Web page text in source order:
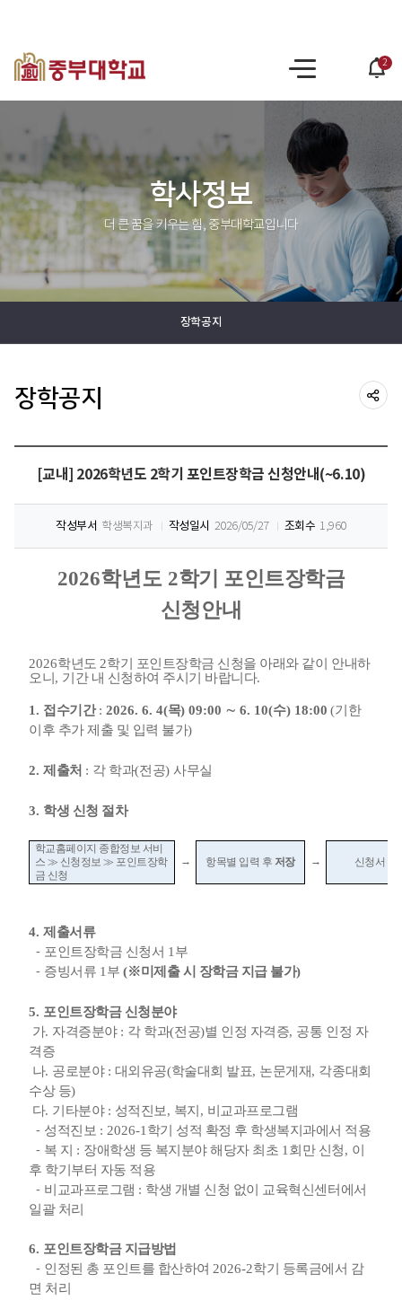
사
트
2
학사정보
더 큰 꿈을 키우는 힘, 중부대학교입니다
장학공지
장학공지
[교내] 2026학년도 2학기 포인트장학금 신청안내(~6.10)
작성부서 학생복지과 작성일시 2026/05/27 조회수 1,960
2026학년도 2학기 포인트장학금
신청안내
2026학년도 2학기 포인트장학금 신청을 아래와 같이 안내하
오니 , 기간 내 신청하여 주시기 바랍니다.
1. 접수기간: 2026. 6. 4(목) 09:00 ∼6. 10(수) 18:00 (기한
이후 추가 제출 및 입력 불가)
2. 제출처 : 각 학과(전공)사무실
3. 학생 신청 절차
학교홈페이지 종합정보 서비
스 ≫ 신청정보≫ 포인트장학
금 신청
→ 항목별 입력 후 저장 → 신청서 출
4. 제출서류
⁃ 포인트장학금 신청서 1 부
⁃ 증빙서류 1 부 (※미제출 시 장학금 지급 불가)
5. 포인트장학금 신청분야
가. 자격증분야 : 각 학과(전공)별 인정 자격증, 공통 인정 자
격증
나. 공로분야 : 대외유공(학술대회 발표, 논문게재, 각종대회
수상 등)
다. 기타분야 : 성적진보, 복지 , 비교과프로그램
⁃ 성적진보 : 2026-1 학기 성적 확정 후 학생복지과에서 적용
⁃ 복 지 : 장애학생 등 복지분야 해당자 최초 1 회만 신청, 이
후 학기부터 자동 적용
⁃ 비교과프로그램 : 학생 개별 신청 없이 교육혁신센터에서
일괄 처리
6. 포인트장학금 지급방법
⁃ 인정된 총 포인트를 합산하여 2026-2학기 등록금에서 감
면 처리